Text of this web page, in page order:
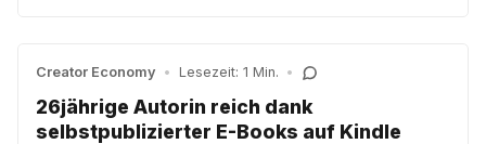
Creator Economy • Lesezeit: 1 Min. •
26jährige Autorin reich dank
selbstpublizierter E-Books auf Kindle